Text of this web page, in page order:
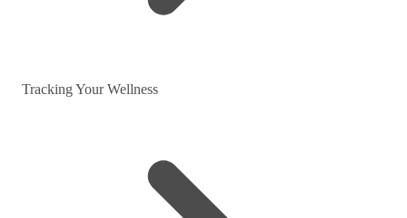
Tracking Your Wellness